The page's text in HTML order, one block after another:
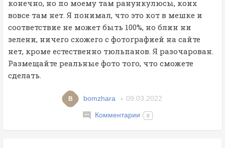
конечно, но по моему там ранункулюсы, коих
вовсе там нет. Я понимал, что это кот в мешке и
соответствие не может быть 100%, но блин ни
зелени, ничего схожего с фотографией на сайте
нет, кроме естественно тюльпанов. Я разочарован.
Размещайте реальные фото тогo, что сможете
сделать.
B bomzhara 09.03.2022
Комментарии 0